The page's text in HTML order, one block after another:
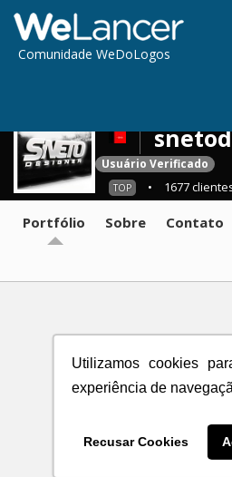
Utilizamos cookies
experiência de
Recusar Cookies
Comunidade WeDoLogos
Usuário Verificado
TOP • 1677
Portfólio Sobre Contato